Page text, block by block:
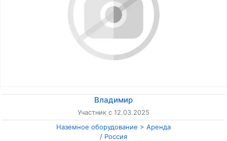
Владимир
Участник с 12.03.2025
Наземное оборудование
Аренда
Россия
/